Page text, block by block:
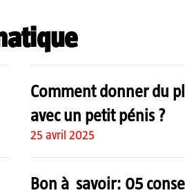
Comment donner du
avec un petit pénis ?
25 avril 2025
Bon à savoir: 05